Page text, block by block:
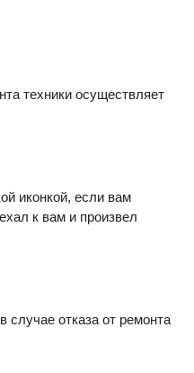
техники осуществляет
иконкой, если вам
к вам и произвел
случае отказа от ремонта